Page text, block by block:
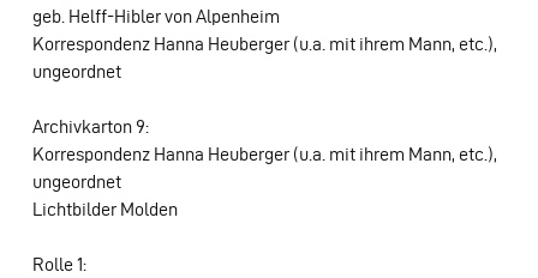
geb. Helff-Hibler von Alpenheim
Korrespondenz Hanna Heuberger (u.a. mit ihrem Mann, etc.),
ungeordnet
Archivkarton 9:
Korrespondenz Hanna Heuberger (u.a. mit ihrem Mann, etc.),
ungeordnet
Lichtbilder Molden
Rolle 1: